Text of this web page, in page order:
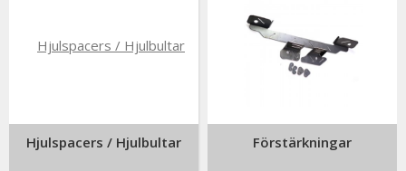
Hjulspacers / Hjulbultar Förstärkningar